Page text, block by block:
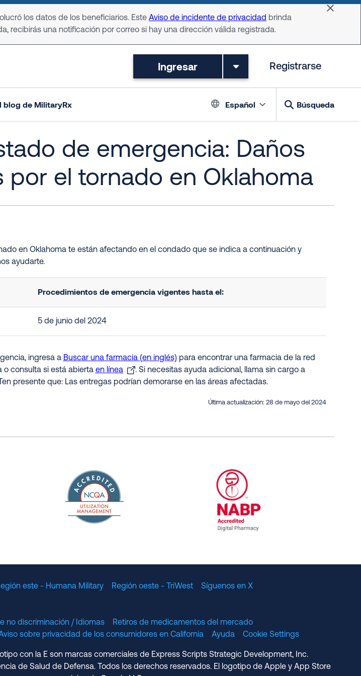
los datos de los beneficiarios. Este Aviso de incidente de privacidad brinda
recibirás una notificación por correo si hay una dirección válida registrada.
Dismiss
Ingresar Registrarse
blog de MilitaryRx Language
Español Búsqueda
de emergencia: Daños
por el tornado en Oklahoma
en Oklahoma te están afectando en el condado que se indica a continuación y
ayudarte.
Procedimientos de emergencia vigentes hasta el:
5 de junio del 2024
ingresa a Buscar una farmacia (en inglés) para encontrar una farmacia de la red
o consulta si está abierta en línea
. Si necesitas ayuda adicional, llama sin cargo a
presente que: Las entregas podrían demorarse en las áreas afectadas.
Última actualización: 28 de mayo del 2024
este - Humana Military Región oeste - TriWest
Síguenos en X
no discriminación / Idiomas
Retiros de medicamentos del mercado
sobre privacidad de los consumidores en California Ayuda Cookie Settings
con la E son marcas comerciales de Express Scripts Strategic Development, Inc.
de Salud de Defensa. Todos los derechos reservados. El logotipo de Apple y App Store